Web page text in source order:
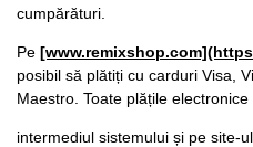
cumpărături.
Pe
posibil să plătiți cu carduri Visa,
Maestro. Toate plățile
intermediul sistemului și pe site-